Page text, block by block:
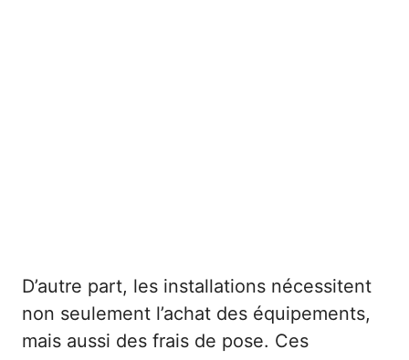
D’autre part, les installations nécessitent
non seulement l’achat des équipements,
mais aussi des frais de pose. Ces